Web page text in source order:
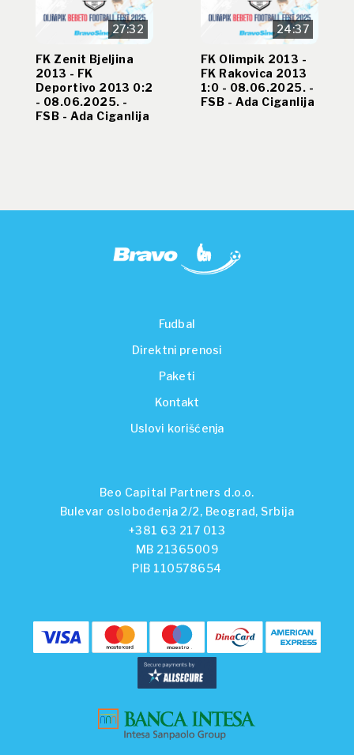
27:32
FK Zenit Bjeljina
2013 - FK
Deportivo 2013 0:2
- 08.06.2025. -
FSB - Ada Ciganlija
24:37
FK Olimpik 2013 -
FK Rakovica 2013
1:0 - 08.06.2025. -
FSB - Ada Ciganlija
Fudbal
Direktni prenosi
Paketi
Kontakt
Uslovi korišćenja
Beo Capital Partners d.o.o.
Bulevar oslobođenja 2/2, Beograd, Srbija
+381 63 217 013
MB 21365009
PIB 110578654